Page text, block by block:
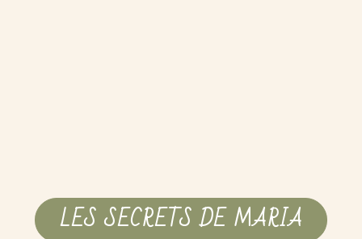
LES SECRETS DE MARIA